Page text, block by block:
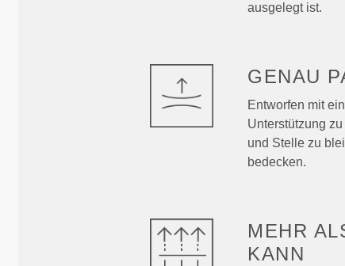
ausgelegt ist.
GENAU
Entworfen mit
Unterstützung
und Stelle zu
bedecken.
MEHR
KANN